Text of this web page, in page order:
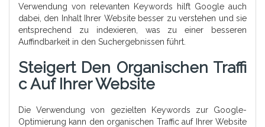
Verwendung von relevanten Keywords hilft Google auch
dabei, den Inhalt Ihrer Website besser zu verstehen und sie
entsprechend zu indexieren, was zu einer besseren
Auffindbarkeit in den Suchergebnissen führt.
Steigert Den Organischen Traffi
C Auf Ihrer Website
Die Verwendung von gezielten Keywords zur Google-
Optimierung kann den organischen Traffic auf Ihrer Website